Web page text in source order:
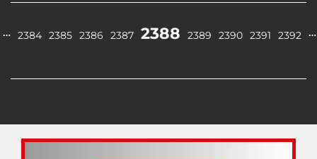
… 2384 2385 2386 2387 2388 2389 2390 2391 2392 …